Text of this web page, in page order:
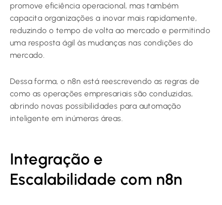
promove eficiência operacional, mas também
capacita organizações a inovar mais rapidamente,
reduzindo o tempo de volta ao mercado e permitindo
uma resposta ágil às mudanças nas condições do
mercado.
Dessa forma, o n8n está reescrevendo as regras de
como as operações empresariais são conduzidas,
abrindo novas possibilidades para automação
inteligente em inúmeras áreas.
Integração e
Escalabilidade com n8n